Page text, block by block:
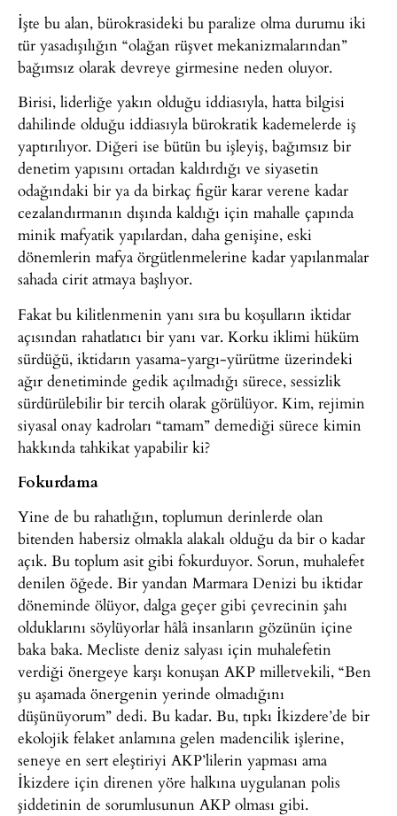
İşte bu alan, bürokrasideki bu paralize olma durumu iki
tür yasadışılığın “olağan rüşvet mekanizmalarından”
bağımsız olarak devreye girmesine neden oluyor.
Birisi, liderliğe yakın olduğu iddiasıyla, hatta bilgisi
dahilinde olduğu iddiasıyla bürokratik kademelerde iş
yaptırılıyor. Diğeri ise bütün bu işleyiş, bağımsız bir
denetim yapısını ortadan kaldırdığı ve siyasetin
odağındaki bir ya da birkaç figür karar verene kadar
cezalandırmanın dışında kaldığı için mahalle çapında
minik mafyatik yapılardan, daha genişine, eski
dönemlerin mafya örgütlenmelerine kadar yapılanmalar
sahada cirit atmaya başlıyor.
Fakat bu kilitlenmenin yanı sıra bu koşulların iktidar
açısından rahatlatıcı bir yanı var. Korku iklimi hüküm
sürdüğü, iktidarın yasama-yargı-yürütme üzerindeki
ağır denetiminde gedik açılmadığı sürece, sessizlik
sürdürülebilir bir tercih olarak görülüyor. Kim, rejimin
siyasal onay kadroları “tamam” demediği sürece kimin
hakkında tahkikat yapabilir ki?
Fokurdama
Yine de bu rahatlığın, toplumun derinlerde olan
bitenden habersiz olmakla alakalı olduğu da bir o kadar
açık. Bu toplum asit gibi fokurduyor. Sorun, muhalefet
denilen öğede. Bir yandan Marmara Denizi bu iktidar
döneminde ölüyor, dalga geçer gibi çevrecinin şahı
olduklarını söylüyorlar hâlâ insanların gözünün içine
baka baka. Mecliste deniz salyası için muhalefetin
verdiği önergeye karşı konuşan AKP milletvekili, “Ben
şu aşamada önergenin yerinde olmadığını
düşünüyorum” dedi. Bu kadar. Bu, tıpkı İkizdere’de bir
ekolojik felaket anlamına gelen madencilik işlerine,
seneye en sert eleştiriyi AKP’lilerin yapması ama
İkizdere için direnen yöre halkına uygulanan polis
şiddetinin de sorumlusunun AKP olması gibi.